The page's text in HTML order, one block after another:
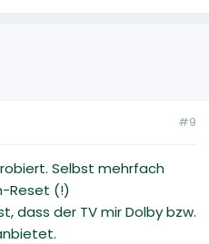
#9
Selbst mehrfach
Reset (!)
dass der TV mir Dolby bzw.